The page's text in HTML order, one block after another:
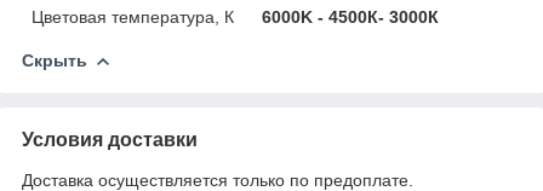
Цветовая температура, К
6000K - 4500К- 3000К
Скрыть
Условия доставки
Доставка осуществляется только по предоплате.